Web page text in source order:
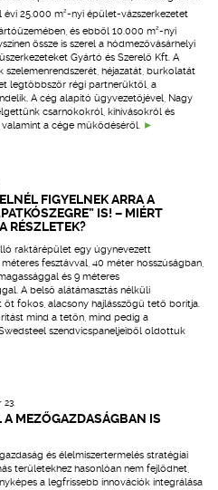
évi 25.000 m2-nyi épület-vázszerkezetet
és ebből 10.000 m2-nyi
össze is szerel a hódmezővásárhelyi
Gyártó és Szerelő Kft. A
szelemenrendszerét, héjazatát, burkolatát
legtöbbször régi partnerüktől, a
A cég alapító ügyvezetőjével, Nagy
csarnokokról, kihívásokról és
a cége működéséről.
FIGYELNEK ARRA A
IS! – MIÉRT
RÉSZLETEK?
raktárépület egy úgynevezett
fesztávval, 40 méter hosszúságban,
és 9 méteres
A belső alátámasztás nélküli
öt fokos, alacsony hajlásszögű tető borítja.
mind a tetőn, mind pedig a
szendvicspaneljeiből oldottuk
A MEZŐGAZDASÁGBAN IS
és élelmiszertermelés stratégiai
területekhez hasonlóan nem fejlődhet,
a legfrissebb innovációk integrálása